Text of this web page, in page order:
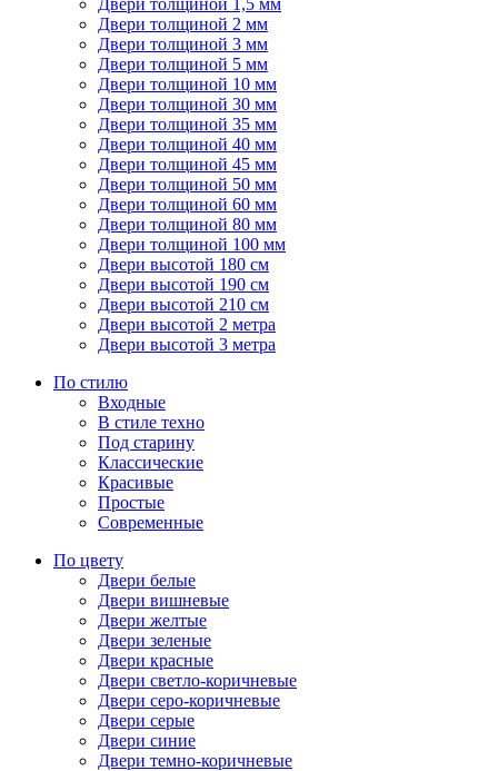
Двери толщиной 1,5 мм
Двери толщиной 2 мм
Двери толщиной 3 мм
Двери толщиной 5 мм
Двери толщиной 10 мм
Двери толщиной 30 мм
Двери толщиной 35 мм
Двери толщиной 40 мм
Двери толщиной 45 мм
Двери толщиной 50 мм
Двери толщиной 60 мм
Двери толщиной 80 мм
Двери толщиной 100 мм
Двери высотой 180 см
Двери высотой 190 см
Двери высотой 210 см
Двери высотой 2 метра
Двери высотой 3 метра
По стилю
Входные
В стиле техно
Под старину
Классические
Красивые
Простые
Современные
По цвету
Двери белые
Двери вишневые
Двери желтые
Двери зеленые
Двери красные
Двери светло-коричневые
Двери серо-коричневые
Двери серые
Двери синие
Двери темно-коричневые